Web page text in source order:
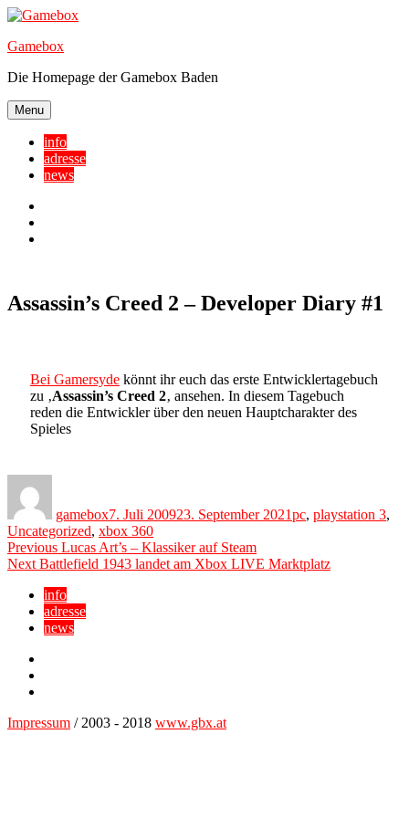
Skip
content
Gamebox
Die Homepage der Gamebox Baden
Menu
info
adresse
news
Assassin’s Creed 2 – Developer Diary #1
Bei Gamersyde könnt ihr euch das erste Entwicklertagebuch
zu ‚Assassin’s Creed 2‚ ansehen. In diesem Tagebuch
reden die Entwickler über den neuen Hauptcharakter des
Spieles
gamebox7. Juli 200923. September 2021pc, playstation 3,
Uncategorized, xbox 360
Beitragsnavigation
Previous Previous
post:
Lucas Art’s – Klassiker auf Steam
Next Next
Battlefield 1943 landet am Xbox LIVE Marktplatz
info
adresse
news
Impressum / 2003 - 2018 www.gbx.at